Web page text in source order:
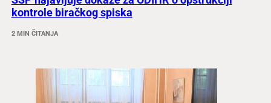
kontrole biračkog spiska
2 MIN ČITANJA